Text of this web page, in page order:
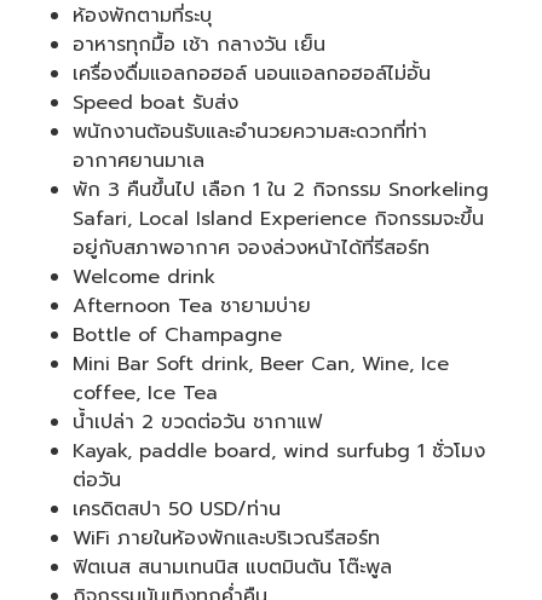
ห้องพักตามที่ระบุ
อาหารทุกมื้อ เช้า กลางวัน เย็น
เครื่องดื่มแอลกอฮอล์ นอนแอลกอฮอล์ไม่อั้น
Speed boat รับส่ง
พนักงานต้อนรับและอำนวยความสะดวกที่ท่า
อากาศยานมาเล
พัก 3 คืนขึ้นไป เลือก 1 ใน 2 กิจกรรม Snorkeling
Safari, Local Island Experience กิจกรรมจะขึ้น
อยู่กับสภาพอากาศ จองล่วงหน้าได้ที่รีสอร์ท
Welcome drink
Afternoon Tea ชายามบ่าย
Bottle of Champagne
Mini Bar Soft drink, Beer Can, Wine, Ice
coffee, Ice Tea
น้ำเปล่า 2 ขวดต่อวัน ชากาแฟ
Kayak, paddle board, wind surfubg 1 ชั่วโมง
ต่อวัน
เครดิตสปา 50 USD/ท่าน
WiFi ภายในห้องพักและบริเวณรีสอร์ท
ฟิตเนส สนามเทนนิส แบตมินตัน โต๊ะพูล